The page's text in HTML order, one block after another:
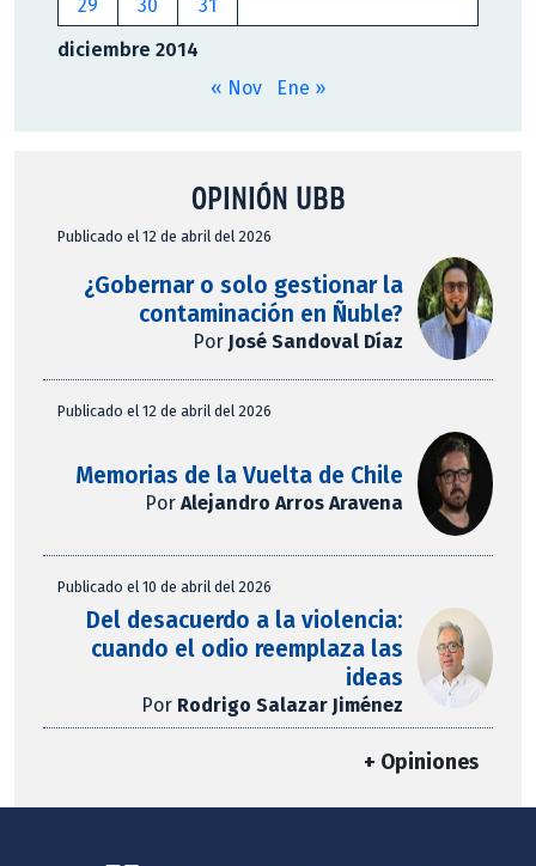
diciembre 2014
29
30 31
« Nov Ene »
OPINIÓN UBB
Publicado el 12 de abril del 2026
¿Gobernar o solo gestionar la
contaminación en Ñuble?
Por José Sandoval Díaz
Publicado el 12 de abril del 2026
Memorias de la Vuelta de Chile
PorAlejandro Arros Aravena
Publicado el 10 de abril del 2026
Del desacuerdo a la violencia:
cuando el odio reemplaza las
ideas
Por Rodrigo Salazar Jiménez
+ Opiniones